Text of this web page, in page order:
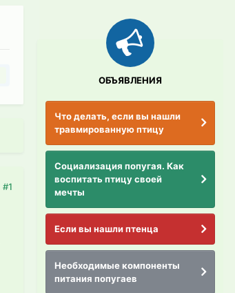
#1
ОБЪЯВЛЕНИЯ
Что делать, если вы нашли
травмированную птицу
Социализация попугая. Как
воспитать птицу своей
мечты
Если вы нашли птенца
Необходимые компоненты
питания попугаев